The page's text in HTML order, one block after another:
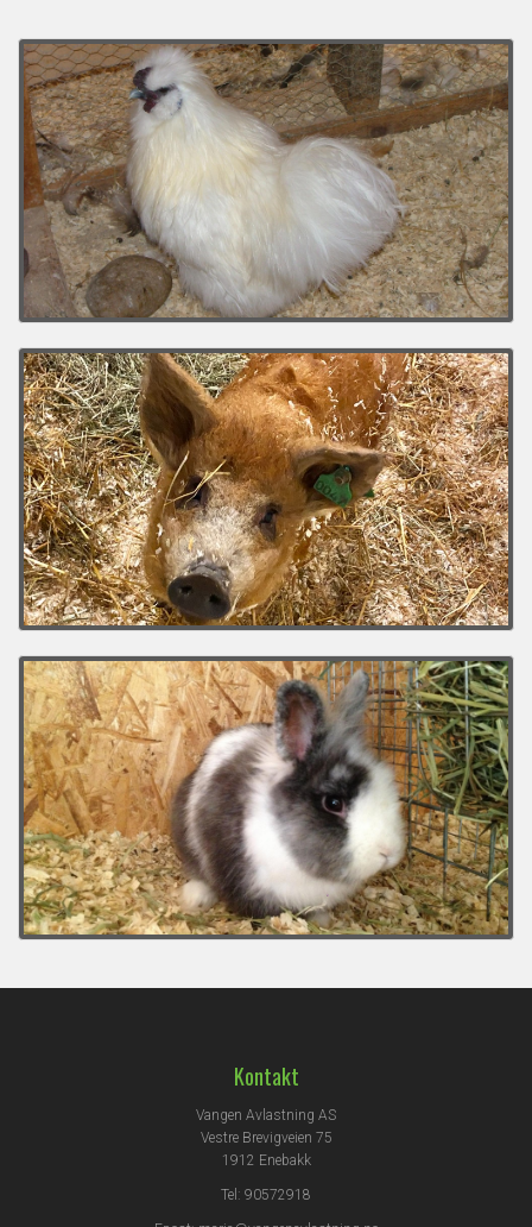
Kontakt
Vangen Avlastning AS
Vestre Brevigveien 75
1912 Enebakk
Tel: 90572918